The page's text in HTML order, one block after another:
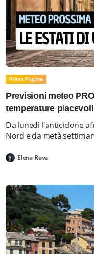
Prima Pagina
Previsioni meteo
temperature
Da lunedì l'anticiclone
Nord e da metà
Elena Rava